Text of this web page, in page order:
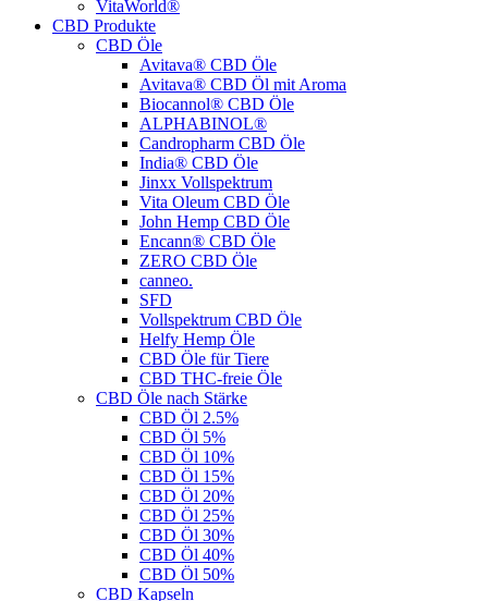
VitaWorld®
CBD Produkte
CBD Öle
Avitava® CBD Öle
Avitava® CBD Öl mit Aroma
Biocannol® CBD Öle
ALPHABINOL®
Candropharm CBD Öle
India® CBD Öle
Jinxx Vollspektrum
Vita Oleum CBD Öle
John Hemp CBD Öle
Encann® CBD Öle
ZERO CBD Öle
canneo.
SFD
Vollspektrum CBD Öle
Helfy Hemp Öle
CBD Öle für Tiere
CBD THC-freie Öle
CBD Öle nach Stärke
CBD Öl 2.5%
CBD Öl 5%
CBD Öl 10%
CBD Öl 15%
CBD Öl 20%
CBD Öl 25%
CBD Öl 30%
CBD Öl 40%
CBD Öl 50%
CBD Kapseln